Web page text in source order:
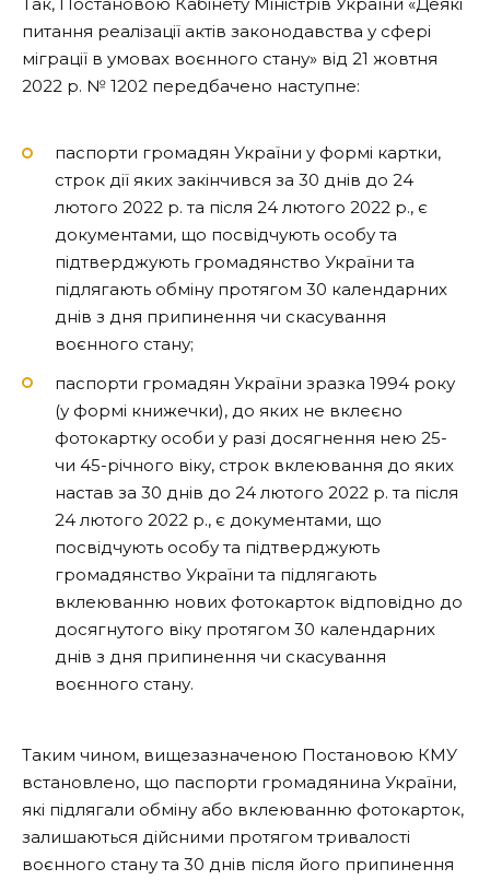
питання реалізації актів законодавства у сфері
міграції в умовах воєнного стану» від 21 жовтня
2022 р. № 1202 передбачено наступне:
паспорти громадян України у формі картки,
строк дії яких закінчився за 30 днів до 24
лютого 2022 р. та після 24 лютого 2022 р., є
документами, що посвідчують особу та
підтверджують громадянство України та
підлягають обміну протягом 30 календарних
днів з дня припинення чи скасування
воєнного стану;
паспорти громадян України зразка 1994 року
(у формі книжечки), до яких не вклеєно
фотокартку особи у разі досягнення нею 25-
чи 45-річного віку, строк вклеювання до яких
настав за 30 днів до 24 лютого 2022 р. та після
24 лютого 2022 р., є документами, що
посвідчують особу та підтверджують
громадянство України та підлягають
вклеюванню нових фотокарток відповідно до
досягнутого віку протягом 30 календарних
днів з дня припинення чи скасування
воєнного стану.
Таким чином, вищезазначеною Постановою КМУ
встановлено, що паспорти громадянина України,
які підлягали обміну або вклеюванню фотокарток,
залишаються дійсними протягом тривалості
воєнного стану та 30 днів після його припинення